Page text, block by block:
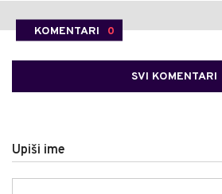
KOMENTARI 0
SVI KOMENTARI
Upiši ime